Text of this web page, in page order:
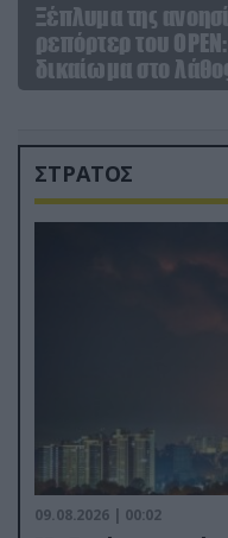
Ξέπλυμα της
ρεπόρτερ του
δικαίωμα στο
ΣΤΡΑΤΟΣ
09.08.2026 | 00:02